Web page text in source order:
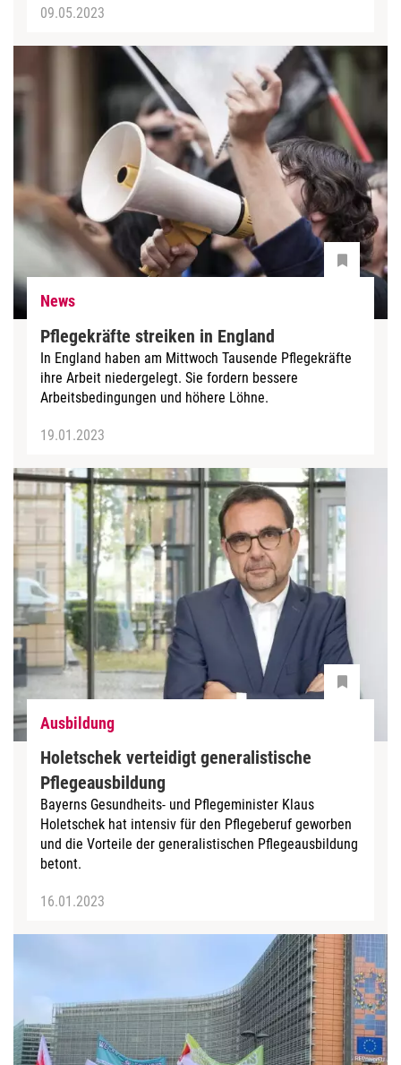
09.05.2023
News
Pflegekräfte streiken in England
In England haben am Mittwoch Tausende Pflegekräfte
ihre Arbeit niedergelegt. Sie fordern bessere
Arbeitsbedingungen und höhere Löhne.
19.01.2023
Ausbildung
Holetschek verteidigt generalistische
Pflegeausbildung
Bayerns Gesundheits- und Pflegeminister Klaus
Holetschek hat intensiv für den Pflegeberuf geworben
und die Vorteile der generalistischen Pflegeausbildung
betont.
16.01.2023